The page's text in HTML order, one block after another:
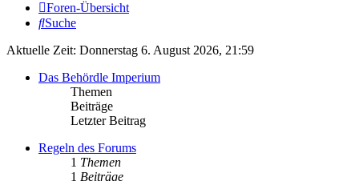
Foren-Übersicht
Suche
Aktuelle Zeit: Donnerstag 6. August 2026, 21:59
Das Behördle Imperium
Themen
Beiträge
Letzter Beitrag
Regeln des Forums
1 Themen
1 Beiträge